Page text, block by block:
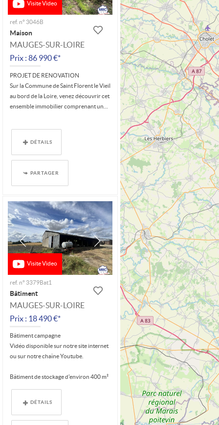
Visite Video
ref. n° 3046B
Maison
MAUGES-SUR-LOIRE
Prix : 86 990 €*
PROJET DE RENOVATION
Sur la Commune de Saint Florent le Vieil
au bord de la Loire, venez découvrir cet
ensemble immobilier comprenant un...
DÉTAILS
PARTAGER
Visite Video
ref. n° 3379Bat1
Bâtiment
MAUGES-SUR-LOIRE
Prix : 18 490 €*
Bâtiment campagne
Vidéo disponible sur notre site internet
ou sur notre chaîne Youtube.
Bâtiment de stockage d'environ 400 m²
DÉTAILS